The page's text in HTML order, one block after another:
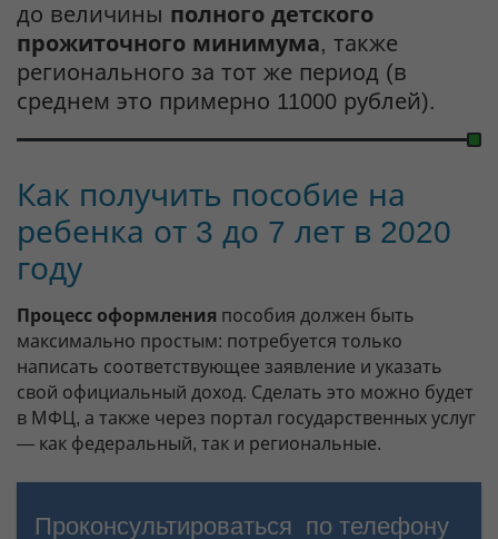
до величины полного детского
прожиточного минимума, также
регионального за тот же период (в
среднем это примерно 11000 рублей).
Как получить пособие на
ребенка от 3 до 7 лет в 2020
году
Процесс оформления пособия должен быть
максимально простым: потребуется только
написать соответствующее заявление и указать
свой официальный доход. Сделать это можно будет
в МФЦ, а также через портал государственных услуг
— как федеральный, так и региональные.